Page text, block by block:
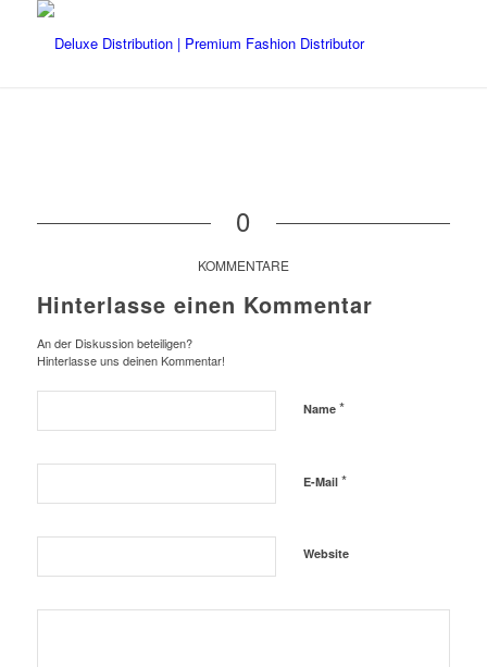
0
KOMMENTARE
Hinterlasse einen Kommentar
An der Diskussion beteiligen?
Hinterlasse uns deinen Kommentar!
Name *
E-Mail *
Website